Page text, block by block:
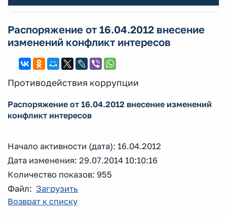
Распоряжение от 16.04.2012 внесение
изменений конфликт интересов
Противодействия коррупции
Распоряжение от 16.04.2012 внесение изменений
конфликт интересов
Начало активности (дата): 16.04.2012
Дата изменения: 29.07.2014 10:10:16
Количество показов: 955
Файл: Загрузить
Возврат к списку